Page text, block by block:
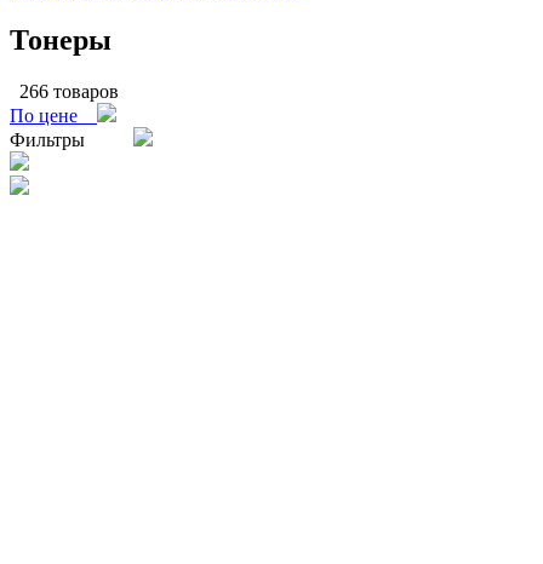
Тонеры
266 товаров
По цене
Фильтры